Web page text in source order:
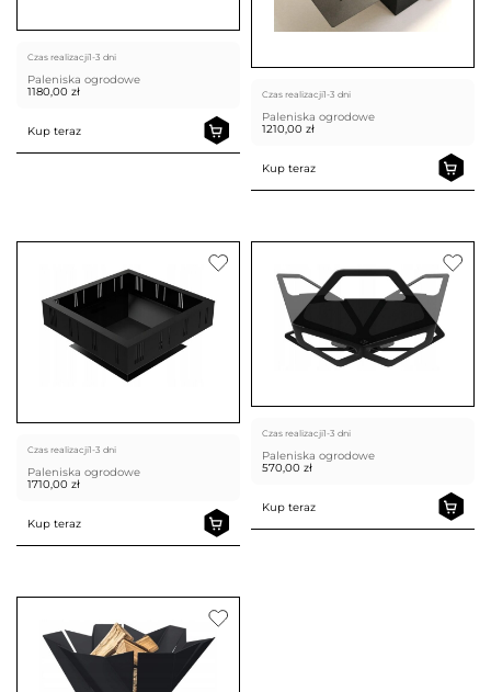
Czas realizacji1-3 dni
Paleniska ogrodowe
1180,00 zł
Kup teraz
Czas realizacji1-3 dni
Paleniska ogrodowe
1210,00 zł
Kup teraz
Czas realizacji1-3 dni
Paleniska ogrodowe
1710,00 zł
Kup teraz
Czas realizacji1-3 dni
Paleniska ogrodowe
570,00 zł
Kup teraz